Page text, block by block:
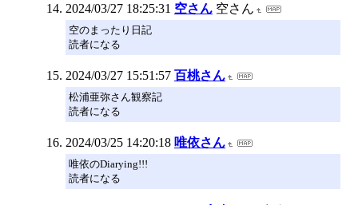
2024/03/27 18:25:31 空さん 空さん
空のまったり日記
読者になる
2024/03/27 15:51:57 百桃さん
松浦亜弥さん観察記
読者になる
2024/03/25 14:20:18 唯依さん
唯依のDiarying!!!
読者になる